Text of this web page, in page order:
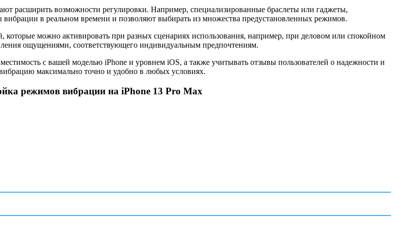
расширить возможности регулировки. Например, специализированные браслеты или гаджеты,
в реальном времени и позволяют выбирать из множества предустановленных режимов.
можно активировать при разных сценариях использования, например, при деловом или спокойном
ощущениями, соответствующего индивидуальным предпочтениям.
с вашей моделью iPhone и уровнем iOS, а также учитывать отзывы пользователей о надежности и
вибрацию максимально точно и удобно в любых условиях.
режимов вибрации на iPhone 13 Pro Max